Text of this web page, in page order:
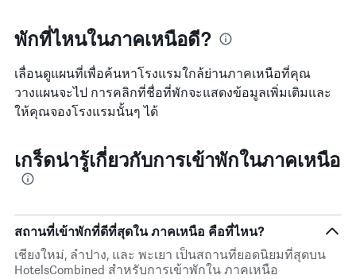
พักที่ไหนในภาคเหนือดี?
เลื่อนดูแผนที่เพื่อค้นหาโรงแรมใกล้ย่านภาคเหนือที่คุณ
วางแผนจะไป การคลิกที่ชื่อที่พักจะแสดงข้อมูลเพิ่มเติมและ
ให้คุณจองโรงแรมนั้นๆ ได้
เกร็ดน่ารู้เกี่ยวกับการเข้าพักในภาคเหนือ
สถานที่เข้าพักที่ดีที่สุดใน ภาคเหนือ คือที่ไหน?
เชียงใหม่, ลำปาง, และ พะเยา เป็นสถานที่ยอดนิยมที่สุดบน
HotelsCombined สำหรับการเข้าพักใน ภาคเหนือ